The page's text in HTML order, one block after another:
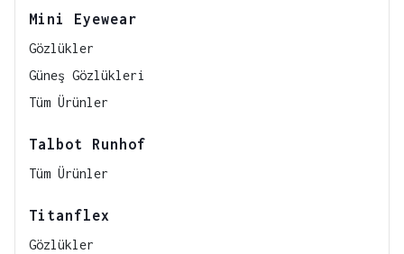
Mini Eyewear
Gözlükler
Güneş Gözlükleri
Tüm Ürünler
Talbot Runhof
Tüm Ürünler
Titanflex
Gözlükler